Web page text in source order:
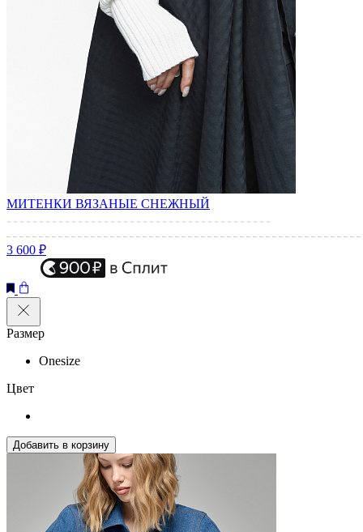
МИТЕНКИ ВЯЗАНЫЕ СНЕЖНЫЙ
3 600 ₽
Размер
Onesize
Цвет
Добавить в корзину